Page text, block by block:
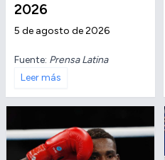
2026
5 de agosto de 2026
Fuente: Prensa Latina
Leer más